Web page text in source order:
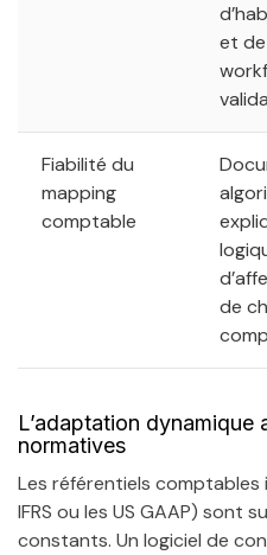
et de
Fiabilité du
mapping
comptable
de
L’adaptation dynamique
normatives
Les référentiels
IFRS ou les US GAAP) sont
constants. Un logiciel de